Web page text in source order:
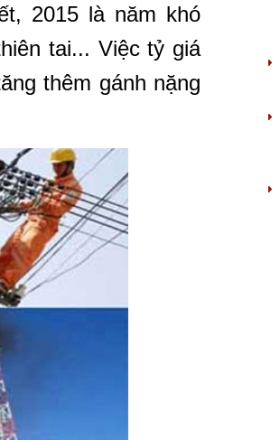
2015 là năm khó
tai... Việc tỷ giá
thêm gánh nặng